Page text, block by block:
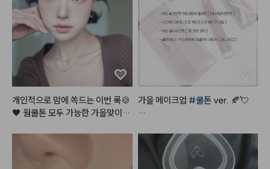
개인적으로 맘에 쏙드는 이번 룩🍪
🖤 웜쿨톤 모두 가능한 가을맞이,,
가을 메이크업 #쿨톤 ver. 🍂💘
오묘하면서도 분위기 있는
#가을
메이크업 뚝딱!